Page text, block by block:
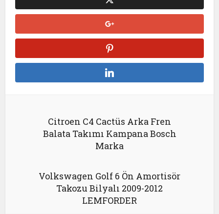
Citroen C4 Cactüs Arka Fren
Balata Takımı Kampana Bosch
Marka
Volkswagen Golf 6 Ön Amortisör
Takozu Bilyalı 2009-2012
LEMFORDER